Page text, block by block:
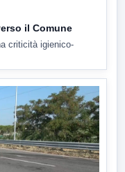
il Comune
criticità igienico-